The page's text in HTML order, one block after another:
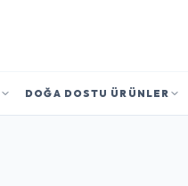
DOĞA DOSTU ÜRÜNLER